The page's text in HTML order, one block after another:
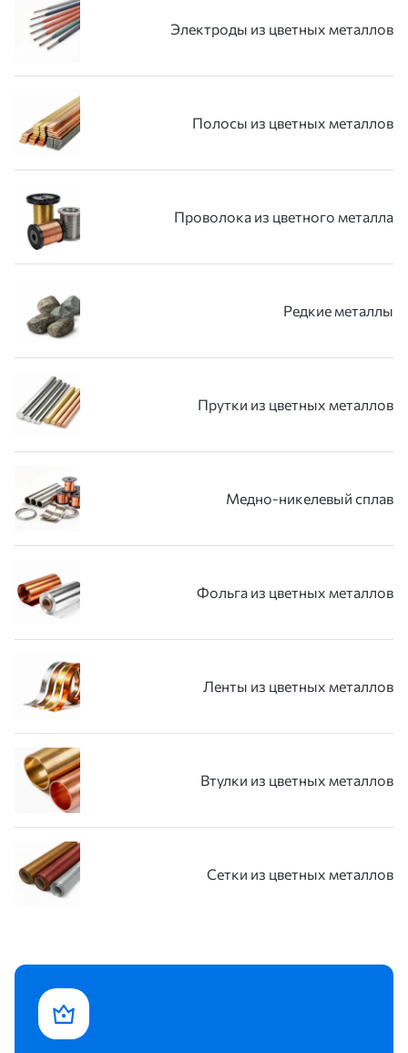
Электроды из цветных металлов
Полосы из цветных металлов
Проволока из цветного металла
Редкие металлы
Прутки из цветных металлов
Медно-никелевый сплав
Фольга из цветных металлов
Ленты из цветных металлов
Втулки из цветных металлов
Сетки из цветных металлов